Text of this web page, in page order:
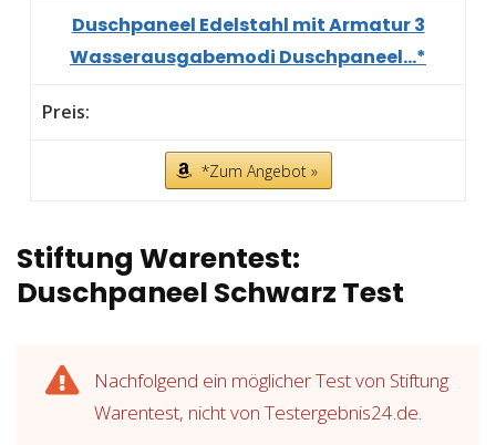
Duschpaneel Edelstahl mit Armatur 3
Wasserausgabemodi Duschpaneel...*
*Zum Angebot »
Stiftung Warentest:
Duschpaneel Schwarz Test
Nachfolgend ein möglicher Test von Stiftung
Warentest, nicht von Testergebnis24.de.